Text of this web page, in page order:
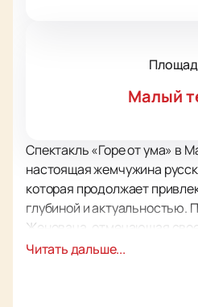
Малый
Спектакль «Горе от ума» в
настоящая жемчужина
которая продолжает
глубиной и актуальностью.
Женовача, отмечающая свое
неизменным символом
Читать дальше...